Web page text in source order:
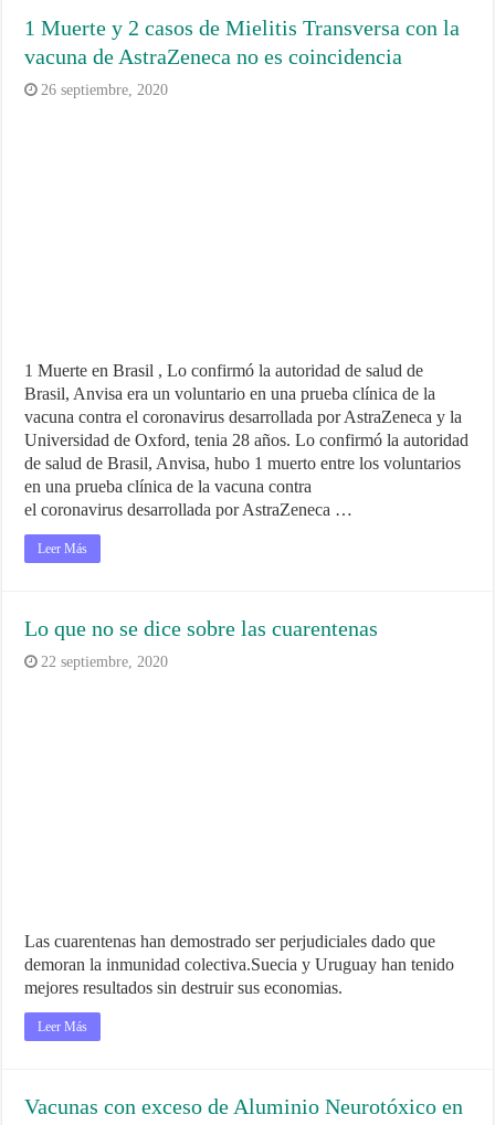
1 Muerte y 2 casos de Mielitis Transversa con la
vacuna de AstraZeneca no es coincidencia
26 septiembre, 2020
1 Muerte en Brasil , Lo confirmó la autoridad de salud de
Brasil, Anvisa era un voluntario en una prueba clínica de la
vacuna contra el coronavirus desarrollada por AstraZeneca y la
Universidad de Oxford, tenia 28 años. Lo confirmó la autoridad
de salud de Brasil, Anvisa, hubo 1 muerto entre los voluntarios
en una prueba clínica de la vacuna contra
el coronavirus desarrollada por AstraZeneca …
Leer Más
Lo que no se dice sobre las cuarentenas
22 septiembre, 2020
Las cuarentenas han demostrado ser perjudiciales dado que
demoran la inmunidad colectiva.Suecia y Uruguay han tenido
mejores resultados sin destruir sus economias.
Leer Más
Vacunas con exceso de Aluminio Neurotóxico en